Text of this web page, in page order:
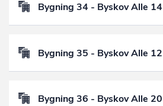
Bygning 34 - Byskov Alle 14
Bygning 35 - Byskov Alle 12
Bygning 36 - Byskov Alle 20